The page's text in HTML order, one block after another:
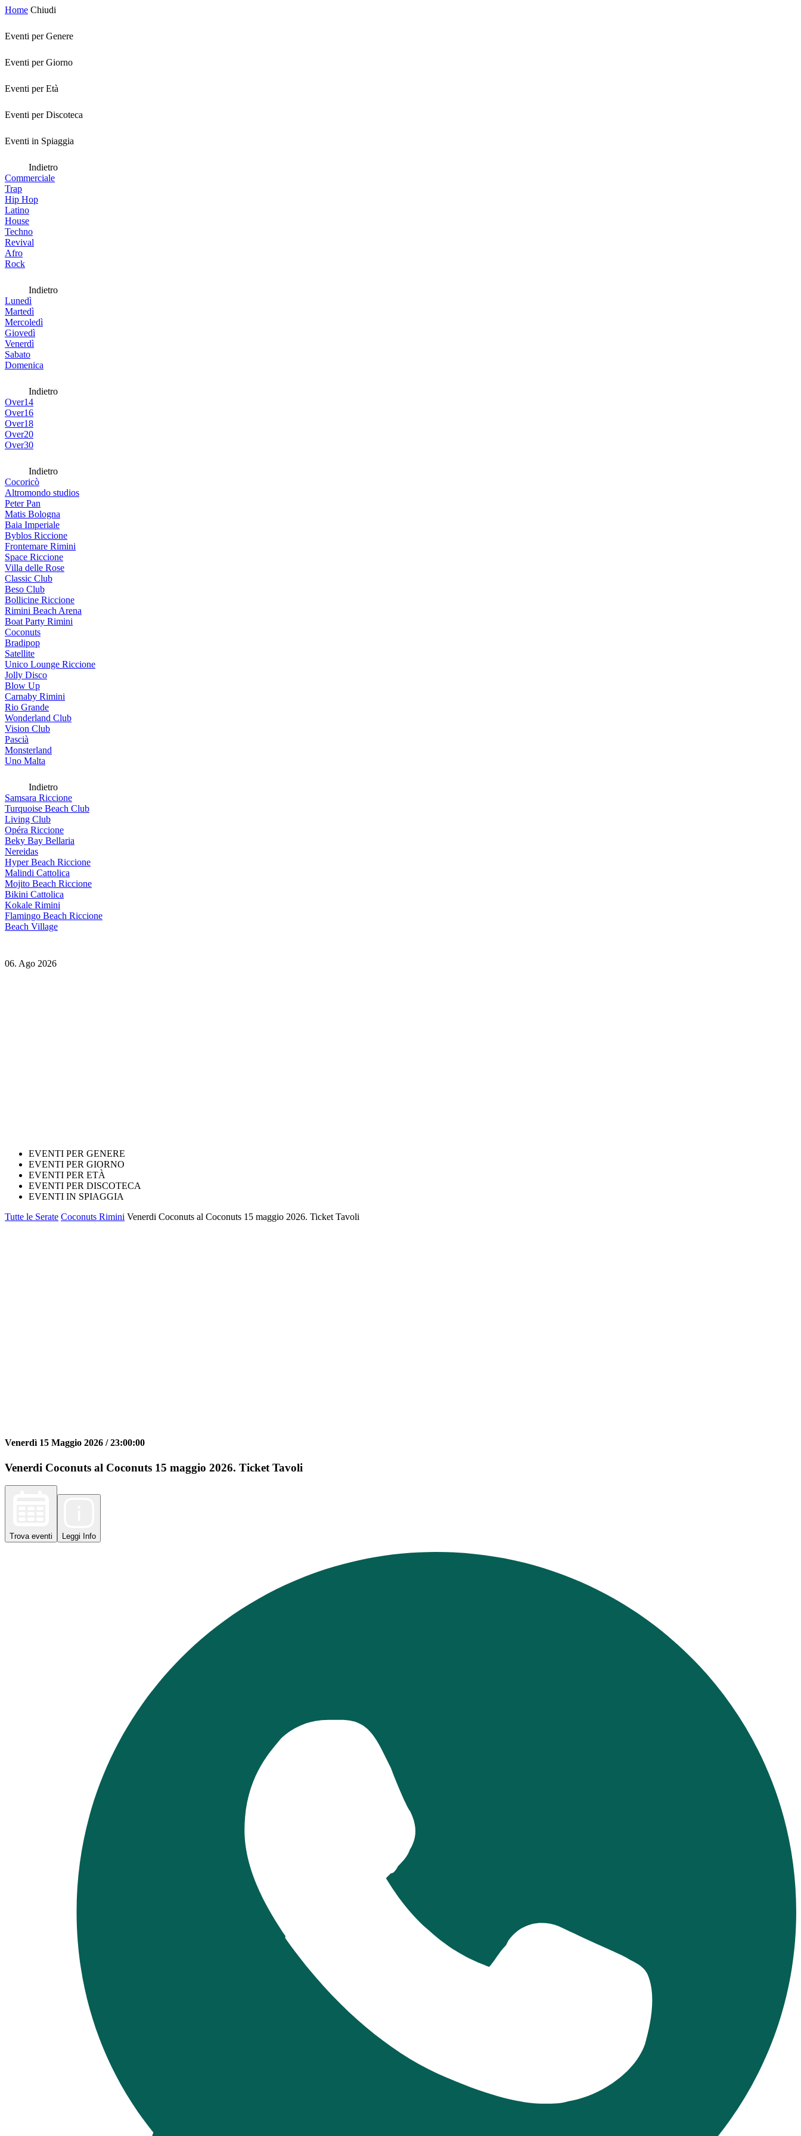
Home Chiudi
Eventi per Genere
Eventi per Giorno
Eventi per Età
Eventi per Discoteca
Eventi in Spiaggia
Indietro
Commerciale
Trap
Hip Hop
Latino
House
Techno
Revival
Afro
Rock
Indietro
Lunedì
Martedì
Mercoledì
Giovedì
Venerdì
Sabato
Domenica
Indietro
Over14
Over16
Over18
Over20
Over30
Indietro
Cocoricò
Altromondo studios
Peter Pan
Matis Bologna
Baia Imperiale
Byblos Riccione
Frontemare Rimini
Space Riccione
Villa delle Rose
Classic Club
Beso Club
Bollicine Riccione
Rimini Beach Arena
Boat Party Rimini
Coconuts
Bradipop
Satellite
Unico Lounge Riccione
Jolly Disco
Blow Up
Carnaby Rimini
Rio Grande
Wonderland Club
Vision Club
Pascià
Monsterland
Uno Malta
Indietro
Samsara Riccione
Turquoise Beach Club
Living Club
Opéra Riccione
Beky Bay Bellaria
Nereidas
Hyper Beach Riccione
Malindi Cattolica
Mojito Beach Riccione
Bikini Cattolica
Kokale Rimini
Flamingo Beach Riccione
Beach Village
06. Ago 2026
EVENTI PER GENERE
EVENTI PER GIORNO
EVENTI PER ETÀ
EVENTI PER DISCOTECA
EVENTI IN SPIAGGIA
Tutte le Serate Coconuts Rimini Venerdi Coconuts al Coconuts 15 maggio 2026. Ticket Tavoli
Venerdì 15 Maggio 2026 /23:00:00
Venerdi Coconuts al Coconuts 15 maggio 2026. Ticket Tavoli
Trova eventi Leggi Info